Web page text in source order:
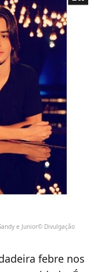
e Junior© Divulgação
febre nos